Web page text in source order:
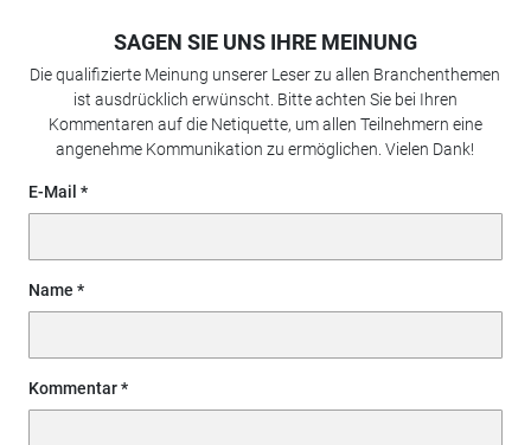
SAGEN SIE UNS IHRE MEINUNG
Die qualifizierte Meinung unserer Leser zu allen Branchenthemen
ist ausdrücklich erwünscht. Bitte achten Sie bei Ihren
Kommentaren auf die Netiquette, um allen Teilnehmern eine
angenehme Kommunikation zu ermöglichen. Vielen Dank!
E-Mail
Name
Kommentar